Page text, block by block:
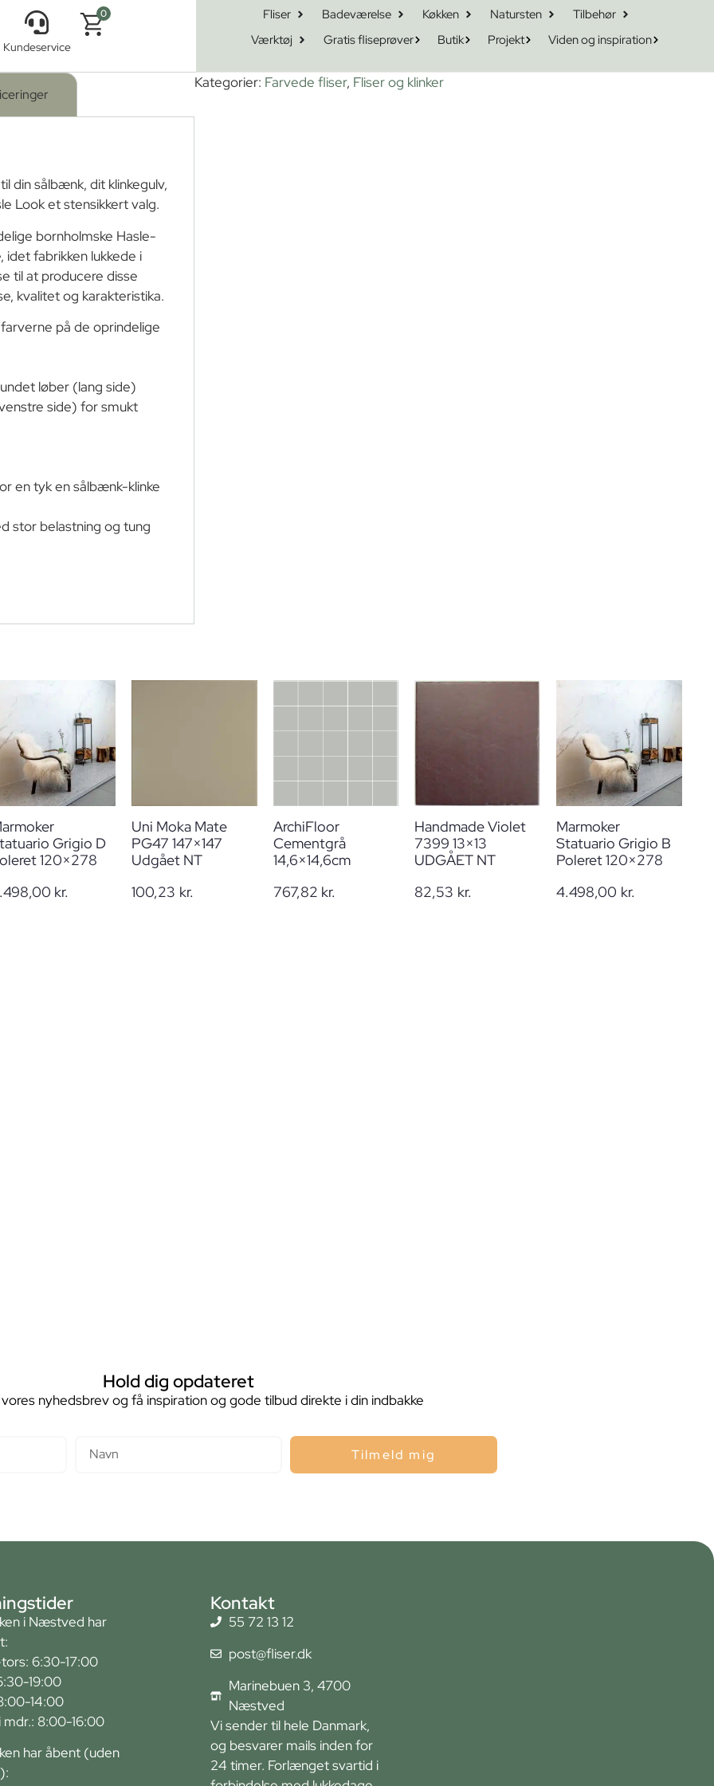
Kundeservice
0 Fliser Badeværelse Køkken Natursten
Tilbehør
Værktøj
Gratis fliseprøver Butik Projekt Viden og inspiration
2307 Brun Afr. Kop NY 15x15x1,8
din sålbænk, dit klinkegulv,
Look et stensikkert valg.
bornholmske Hasle-
fabrikken lukkede i
til at producere disse
kvalitet og karakteristika.
på de oprindelige
løber (lang side)
side) for smukt
en tyk en sålbænk-klinke
stor belastning og tung
Kategorier: Farvede fliser, Fliser og klinker
Grigio D
120×278
kr.
Uni Moka Mate
PG47 147×147
Udgået NT
100,23 kr.
ArchiFloor
Cementgrå
14,6×14,6cm
767,82 kr.
Handmade Violet
7399 13×13
UDGÅET NT
82,53 kr.
Marmoker
Statuario Grigio B
Poleret 120×278
4.498,00 kr.
Hold dig opdateret
nyhedsbrev og få inspiration og gode tilbud direkte i din indbakke
Tilmeld mig
i Næstved har
6:30-17:00
19:00
14:00
mdr.: 8:00-16:00
har åbent (uden
Kontakt
55 72 13 12
post@fliser.dk
Marinebuen 3, 4700
Næstved
Vi sender til hele Danmark,
og besvarer mails inden for
24 timer. Forlænget svartid i